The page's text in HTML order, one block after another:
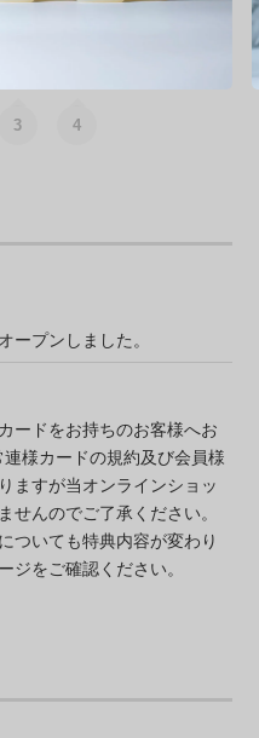
ープンしました。
ードをお持ちのお客様へお
様カードの規約及び会員様
ますが当オンラインショッ
んのでご了承ください。
ついても特典内容が変わり
ジをご確認ください。